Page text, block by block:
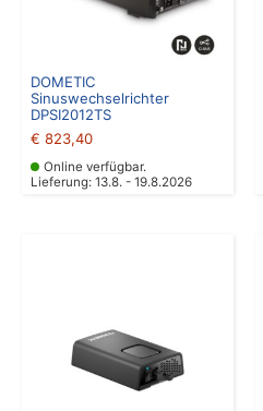
DOMETIC
Sinuswechselrichter
DPSI2012TS
€ 823,40
Online verfügbar.
Lieferung: 13.8. - 19.8.2026